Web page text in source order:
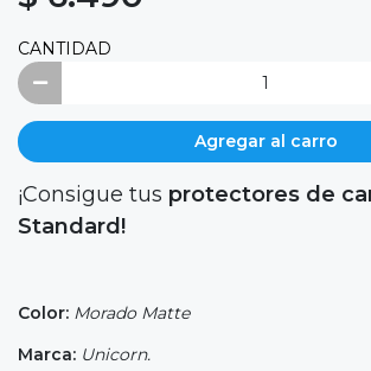
CANTIDAD
Agregar al carro
¡Consigue tus protectores de
Standard!
Color: Morado Matte
Marca: Unicorn.